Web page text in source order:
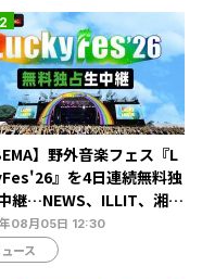
】野外音楽フェス『L
』を4日連続無料独
継…NEWS、ILLIT、湘南
60組以上が集結
08月05日 12:30
ース